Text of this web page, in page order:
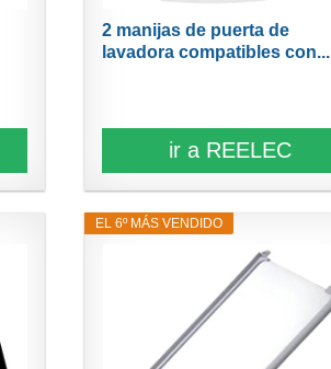
2 manijas de puerta de
lavadora compatibles con...
ir a REELEC
EL 6º MÁS VENDIDO